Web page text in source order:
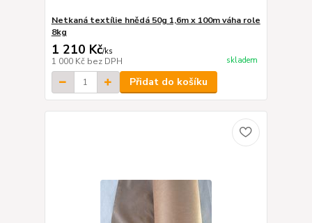
Netkaná textílie hnědá 50g 1,6m x 100m váha role
8kg
1 210 Kč/ks
1 000 Kč bez DPH skladem
Přidat do košíku